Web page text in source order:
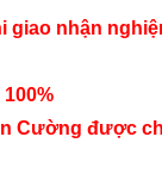
giao nhận
Cường được